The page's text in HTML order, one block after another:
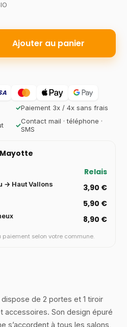
Ajouter au panier
✓Paiement 3x / 4x sans frais
✓Contact mail · téléphone ·
SMS
Relais
→ Haut Vallons 3,90 €
5,90 €
8,90 €
paiement selon votre commune.
de 2 portes et 1 tiroir
accessoires. Son design épuré
s’accordent à tous les salons,